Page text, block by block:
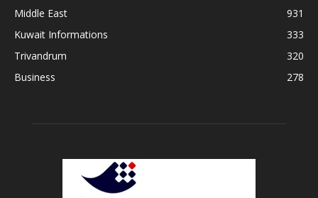
Middle East
931
Kuwait Informations
333
Trivandrum
320
Business
278